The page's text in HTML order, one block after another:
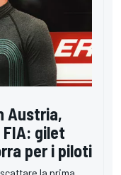
Austria,
gilet
per i piloti